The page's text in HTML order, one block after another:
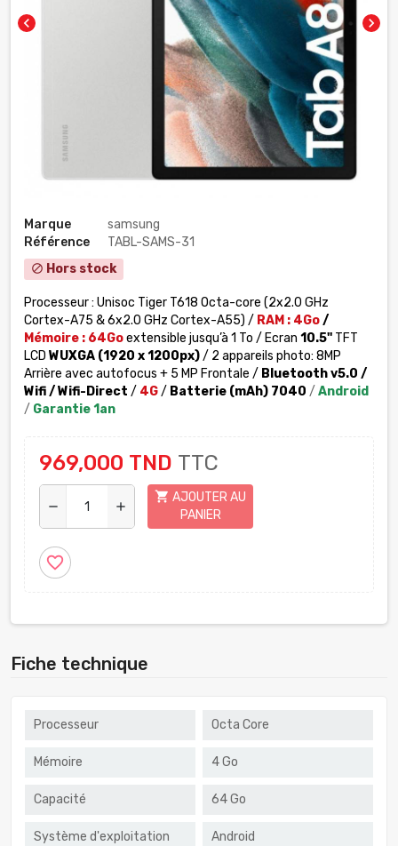
chevron_left chevron_right
Marque
samsung
Référence
TABL-SAMS-31
block Hors stock
Processeur : Unisoc Tiger T618 Octa-core (2x2.0 GHz
Cortex-A75 & 6x2.0 GHz Cortex-A55) / RAM : 4Go/
Mémoire : 64Goextensible jusqu’à 1 To / Ecran 10.5'' TFT
LCD WUXGA (1920 x 1200px)/ 2 appareils photo: 8MP
Arrière avec autofocus + 5 MP Frontale / Bluetooth v5.0 /
Wifi / Wifi-Direct / 4G/ Batterie (mAh) 7040 / Android
/ Garantie 1an
969,000 TND TTC
remove add
shopping_cart AJOUTER AU
PANIER
favorite_border
Fiche technique
Processeur Octa Core
Mémoire 4 Go
Capacité 64 Go
Système d'exploitation Android